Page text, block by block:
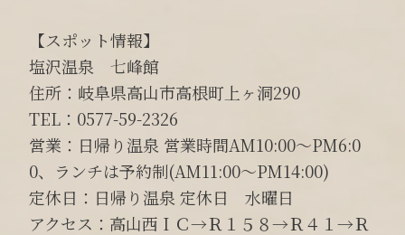
【スポット情報】
塩沢温泉 七峰館
住所：岐阜県高山市高根町上ヶ洞290
TEL：0577-59-2326
営業：日帰り温泉 営業時間AM10:00～PM6:0
0、ランチは予約制(AM11:00～PM14:00)
定休日：日帰り温泉 定休日 水曜日
アクセス：高山西ＩＣ→Ｒ１５８→Ｒ４１→Ｒ